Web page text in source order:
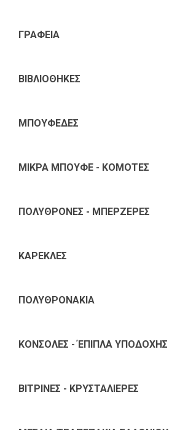
ΓΡΑΦΕΙΑ
ΒΙΒΛΙΟΘΗΚΕΣ
ΜΠΟΥΦΕΔΕΣ
ΜΙΚΡΑ ΜΠΟΥΦΕ - ΚΟΜΟΤΕΣ
ΠΟΛΥΘΡΟΝΕΣ - ΜΠΕΡΖΕΡΕΣ
ΚΑΡΕΚΛΕΣ
ΠΟΛΥΘΡΟΝΑΚΙΑ
ΚΟΝΣΟΛΕΣ - ΈΠΙΠΛΑ ΥΠΟΔΟΧΗΣ
ΒΙΤΡΙΝΕΣ - ΚΡΥΣΤΑΛΙΕΡΕΣ